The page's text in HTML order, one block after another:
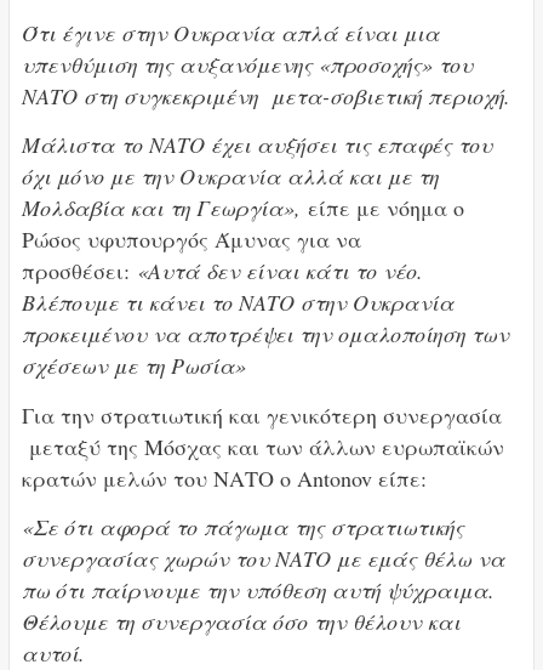
Ότι έγινε στην Ουκρανία απλά είναι μια
υπενθύμιση της αυξανόμενης «προσοχής» του
ΝΑΤΟ στη συγκεκριμένη μετα-σοβιετική περιοχή.
Μάλιστα το ΝΑΤΟ έχει αυξήσει τις επαφές του
όχι μόνο με την Ουκρανία αλλά και με τη
Μολδαβία και τη Γεωργία», είπε με νόημα ο
Ρώσος υφυπουργός Άμυνας για να
προσθέσει: «Αυτά δεν είναι κάτι το νέο.
Βλέπουμε τι κάνει το ΝΑΤΟ στην Ουκρανία
προκειμένου να αποτρέψει την ομαλοποίηση των
σχέσεων με τη Ρωσία»
Για την στρατιωτική και γενικότερη συνεργασία
μεταξύ της Μόσχας και των άλλων ευρωπαϊκών
κρατών μελών του ΝΑΤΟ ο Antonov είπε:
«Σε ότι αφορά το πάγωμα της στρατιωτικής
συνεργασίας χωρών του ΝΑΤΟ με εμάς θέλω να
πω ότι παίρνουμε την υπόθεση αυτή ψύχραιμα.
Θέλουμε τη συνεργασία όσο την θέλουν και
αυτοί.